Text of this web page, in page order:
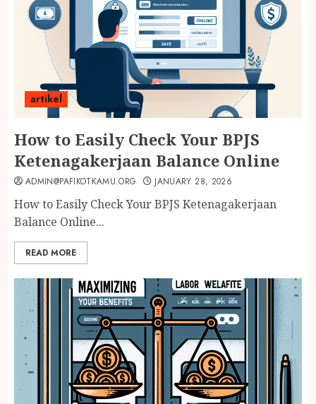
artikel
How to Easily Check Your BPJS
Ketenagakerjaan Balance Online
ADMIN@PAFIKOTKAMU.ORG JANUARY 28, 2026
How to Easily Check Your BPJS Ketenagakerjaan
Balance Online...
READ MORE